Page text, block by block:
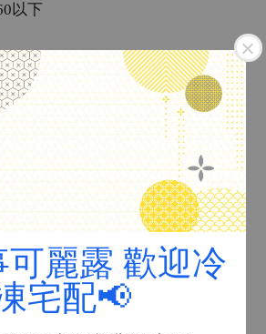
可麗露 歡迎冷
宅配📢
以下
：00
恬事
菜園路38號
包含用具、材料費用及飲料一杯）
或是來店報名
成報名
不予退費